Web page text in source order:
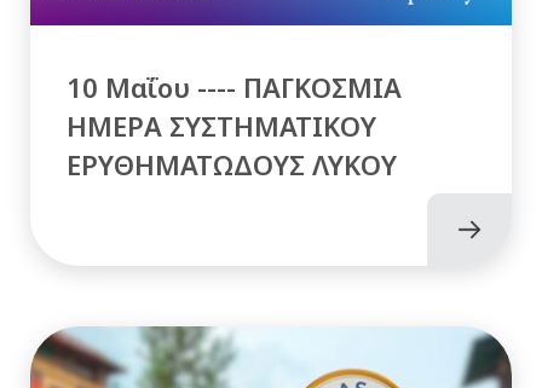
10 Μαΐου ---- ΠΑΓΚΟΣΜΙΑ
ΗΜΕΡΑ ΣΥΣΤΗΜΑΤΙΚΟΥ
ΕΡΥΘΗΜΑΤΩΔΟΥΣ ΛΥΚΟΥ